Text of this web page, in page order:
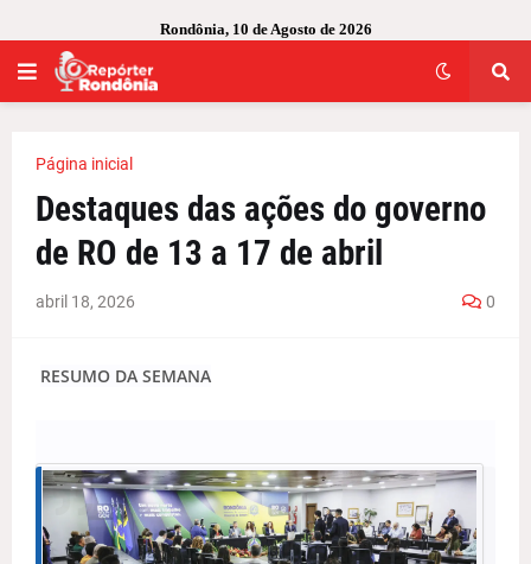
Rondônia, 10 de Agosto de 2026
Página inicial
Destaques das ações do governo
de RO de 13 a 17 de abril
abril 18, 2026 0
RESUMO DA SEMANA